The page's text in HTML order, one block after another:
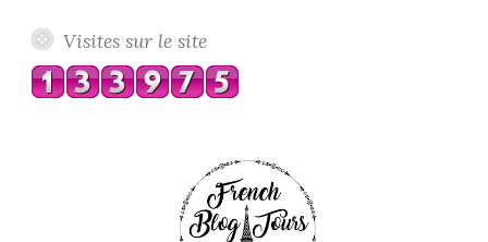
Visites sur le site